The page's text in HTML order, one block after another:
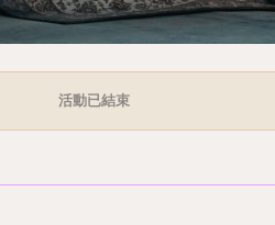
活動已結束